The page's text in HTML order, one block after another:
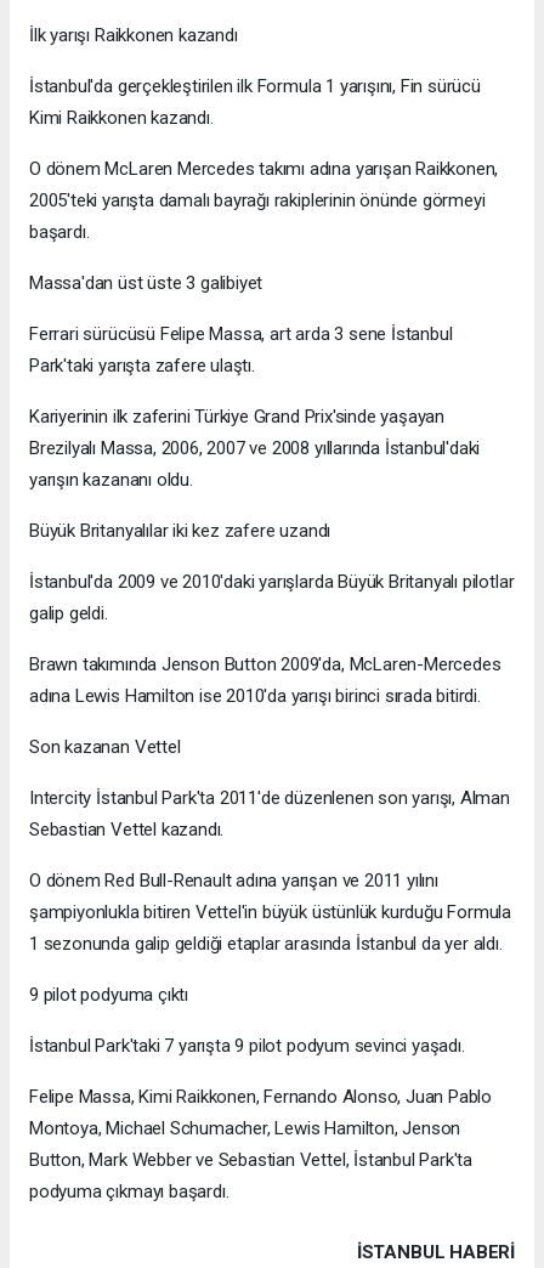
İlk yarışı Raikkonen kazandı
İstanbul'da gerçekleştirilen ilk Formula 1 yarışını, Fin sürücü
Kimi Raikkonen kazandı.
O dönem McLaren Mercedes takımı adına yarışan Raikkonen,
2005'teki yarışta damalı bayrağı rakiplerinin önünde görmeyi
başardı.
Massa'dan üst üste 3 galibiyet
Ferrari sürücüsü Felipe Massa, art arda 3 sene İstanbul
Park'taki yarışta zafere ulaştı.
Kariyerinin ilk zaferini Türkiye Grand Prix'sinde yaşayan
Brezilyalı Massa, 2006, 2007 ve 2008 yıllarında İstanbul'daki
yarışın kazananı oldu.
Büyük Britanyalılar iki kez zafere uzandı
İstanbul'da 2009 ve 2010'daki yarışlarda Büyük Britanyalı pilotlar
galip geldi.
Brawn takımında Jenson Button 2009'da, McLaren-Mercedes
adına Lewis Hamilton ise 2010'da yarışı birinci sırada bitirdi.
Son kazanan Vettel
Intercity İstanbul Park'ta 2011'de düzenlenen son yarışı, Alman
Sebastian Vettel kazandı.
O dönem Red Bull-Renault adına yarışan ve 2011 yılını
şampiyonlukla bitiren Vettel'in büyük üstünlük kurduğu Formula
1 sezonunda galip geldiği etaplar arasında İstanbul da yer aldı.
9 pilot podyuma çıktı
İstanbul Park'taki 7 yarışta 9 pilot podyum sevinci yaşadı.
Felipe Massa, Kimi Raikkonen, Fernando Alonso, Juan Pablo
Montoya, Michael Schumacher, Lewis Hamilton, Jenson
Button, Mark Webber ve Sebastian Vettel, İstanbul Park'ta
podyuma çıkmayı başardı.
İSTANBUL HABERİ